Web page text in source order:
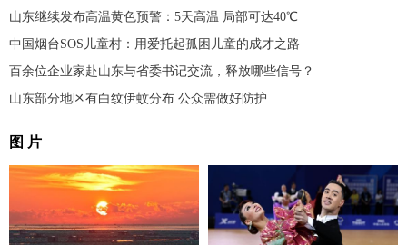
山东继续发布高温黄色预警：5天高温 局部可达40℃
中国烟台SOS儿童村：用爱托起孤困儿童的成才之路
百余位企业家赴山东与省委书记交流，释放哪些信号？
山东部分地区有白纹伊蚊分布 公众需做好防护
图 片